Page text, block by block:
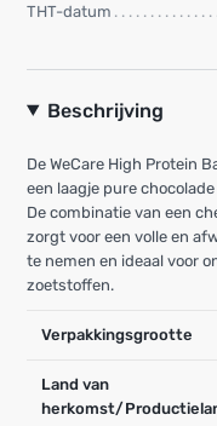
THT-datum
Beschrijving
De WeCare High Protein
een laagje pure
De combinatie van een
zorgt voor een volle en
te nemen en ideaal voor
zoetstoffen.
Verpakkingsgrootte
Land van
herkomst/